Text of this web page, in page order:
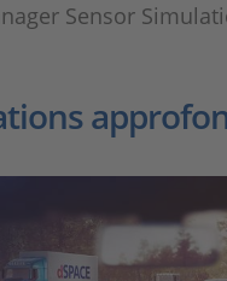
Sensor